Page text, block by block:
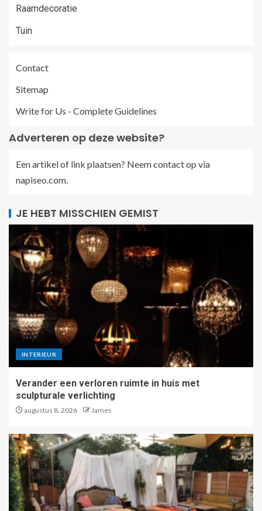
Raamdecoratie
Tuin
Contact
Sitemap
Write for Us - Complete Guidelines
Adverteren op deze website?
Een artikel of link plaatsen? Neem contact op via
napiseo.com.
JE HEBT MISSCHIEN GEMIST
INTERIEUR
Verander een verloren ruimte in huis met
sculpturale verlichting
augustus 8, 2026 James